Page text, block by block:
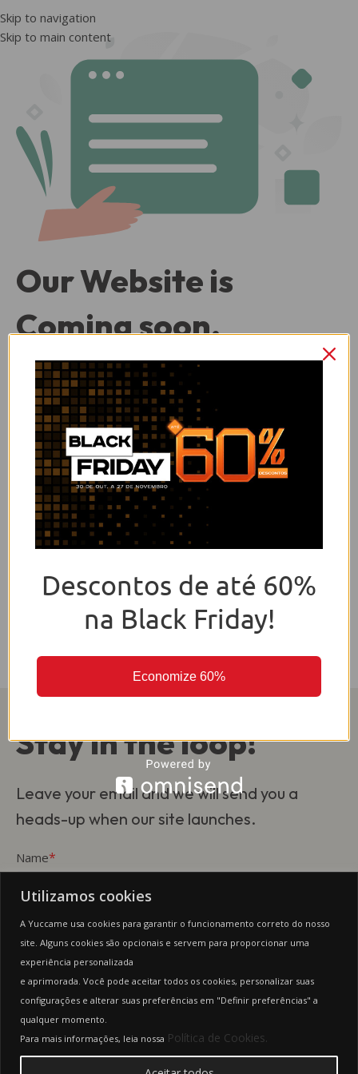
Utilizamos cookies
A Yuccame usa cookies para garantir o funcionamento correto do nosso
site. Alguns cookies são opcionais e servem para proporcionar uma
experiência personalizada
e aprimorada. Você pode aceitar todos os cookies, personalizar suas
configurações e alterar suas preferências em "Definir preferências" a
qualquer momento.
Para mais informações, leia nossa Política de Cookies.
Skip to navigation
Skip to main content
Our Website is
Coming soon.
We are working to deliver the best
experience for our visitors. Meanwhile,
follow us on Social.
Stay in the loop!
Leave your email and we will send you a
heads-up when our site launches.
Name*
This form collects your name and email so that we can reach you
back. Check out ourPrivacy Policypage to fully understand how we
protect and manage your submitted data.
Keep me updated
Descontos de até 60%
na Black Friday!
Economize 60%